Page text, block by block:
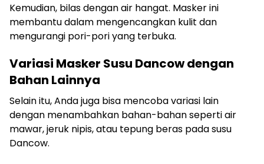
Kemudian, bilas dengan air hangat. Masker ini
membantu dalam mengencangkan kulit dan
mengurangi pori-pori yang terbuka.
Variasi Masker Susu Dancow dengan
Bahan Lainnya
Selain itu, Anda juga bisa mencoba variasi lain
dengan menambahkan bahan-bahan seperti air
mawar, jeruk nipis, atau tepung beras pada susu
Dancow.